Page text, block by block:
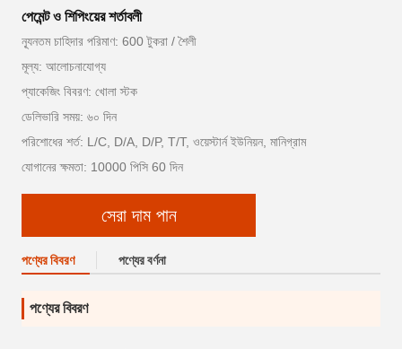
পেমেন্ট ও শিপিংয়ের শর্তাবলী
ন্যূনতম চাহিদার পরিমাণ: 600 টুকরা / শৈলী
মূল্য: আলোচনাযোগ্য
প্যাকেজিং বিবরণ: খোলা স্টক
ডেলিভারি সময়: ৬০ দিন
পরিশোধের শর্ত: L/C, D/A, D/P, T/T, ওয়েস্টার্ন ইউনিয়ন, মানিগ্রাম
যোগানের ক্ষমতা: 10000 পিসি 60 দিন
সেরা দাম পান
পণ্যের বিবরণ পণ্যের বর্ণনা
পণ্যের বিবরণ